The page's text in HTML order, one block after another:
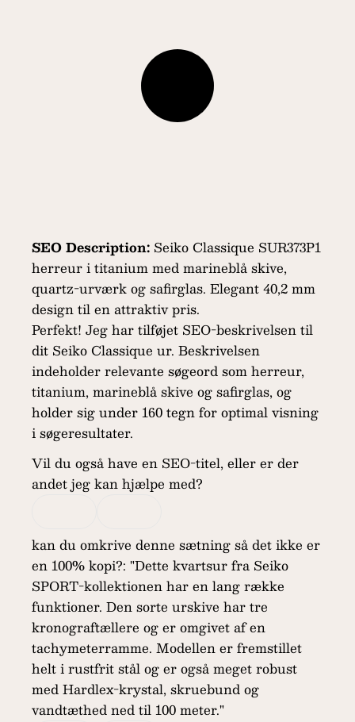
SEO Description: Seiko Classique SUR373P1
herreur i titanium med marineblå skive,
quartz-urværk og safirglas. Elegant 40,2 mm
design til en attraktiv pris.
Perfekt! Jeg har tilføjet SEO-beskrivelsen til
dit Seiko Classique ur. Beskrivelsen
indeholder relevante søgeord som herreur,
titanium, marineblå skive og safirglas, og
holder sig under 160 tegn for optimal visning
i søgeresultater.
Vil du også have en SEO-titel, eller er der
andet jeg kan hjælpe med?
kan du omkrive denne sætning så det ikke er
en 100% kopi?: "Dette kvartsur fra Seiko
SPORT-kollektionen har en lang række
funktioner. Den sorte urskive har tre
kronograftællere og er omgivet af en
tachymeterramme. Modellen er fremstillet
helt i rustfrit stål og er også meget robust
med Hardlex-krystal, skruebund og
vandtæthed ned til 100 meter."